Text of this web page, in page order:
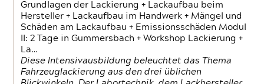
Grundlagen der Lackierung + Lackaufbau beim
Hersteller + Lackaufbau im Handwerk + Mängel und
Schäden am Lackaufbau + Emissionsschäden Modul
II: 2 Tage in Gummersbach + Workshop Lackierung +
La…
Diese Intensivausbildung beleuchtet das Thema
Fahrzeuglackierung aus den drei üblichen